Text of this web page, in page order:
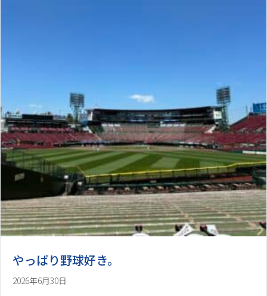
やっぱり野球好き。
2026年6月30日